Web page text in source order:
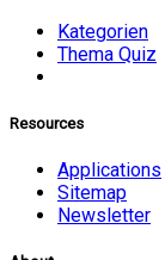
Kategorien
Thema Quiz
Resources
Applications
Sitemap
Newsletter